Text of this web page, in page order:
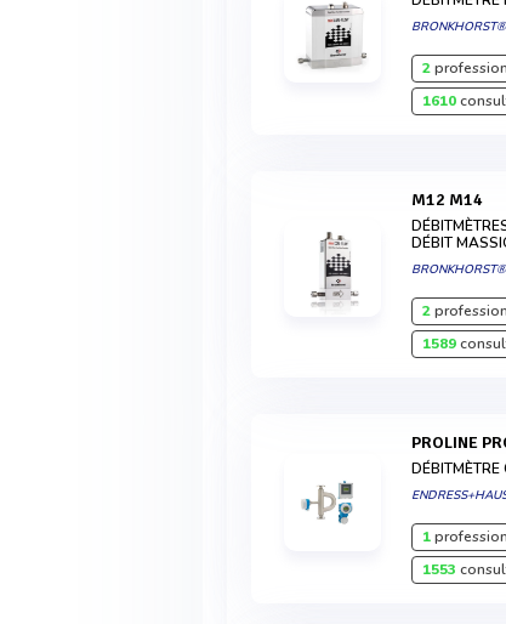
BRONKHORST®
2
1610
M12 M14
DÉBIT
BRONKHORST®
2
1589
PROLINE
DÉBITMÈTRE
1
1553